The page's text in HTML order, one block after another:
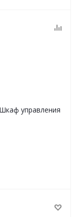
управления